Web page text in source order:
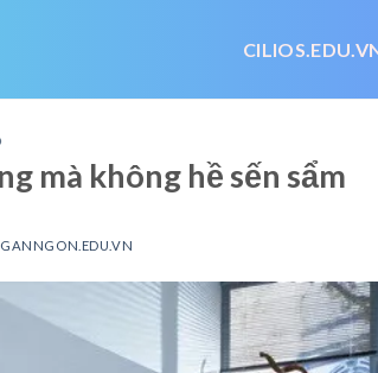
mà không hề sến sẩm